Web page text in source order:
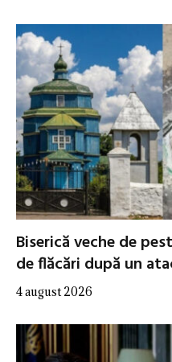
Biserică veche de
de flăcări după un
4 august 2026